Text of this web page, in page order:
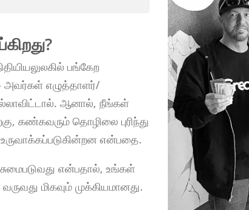
பங்கேற
- அவர்கள் எழுத்தாளர்/
ஆனால், நீங்கள்
கண்கவரும் தொழிலை புரிந்து
என்பதை.
என்பதால், உங்கள்
மிகவும் முக்கியமானது.